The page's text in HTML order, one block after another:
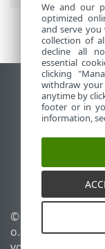
Desktop-
End of Life
ESET
ESET-Forum
ESET Status
Regionaler
© 1992 - 2026
o. - Alle Rechte
We and our
optimized
and serve you
collection of
decline all
essential
clicking
withdraw your
anytime by
footer or in
information,